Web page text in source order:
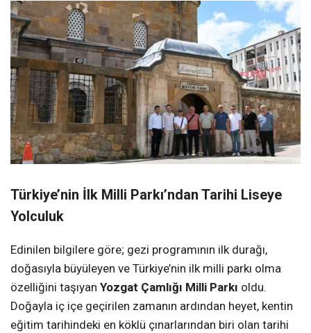
Türkiye’nin İlk Milli Parkı’ndan Tarihi Liseye
Yolculuk
Edinilen bilgilere göre; gezi programının ilk durağı,
doğasıyla büyüleyen ve Türkiye’nin ilk milli parkı olma
özelliğini taşıyan Yozgat Çamlığı Milli Parkı oldu.
Doğayla iç içe geçirilen zamanın ardından heyet, kentin
eğitim tarihindeki en köklü çınarlarından biri olan tarihi